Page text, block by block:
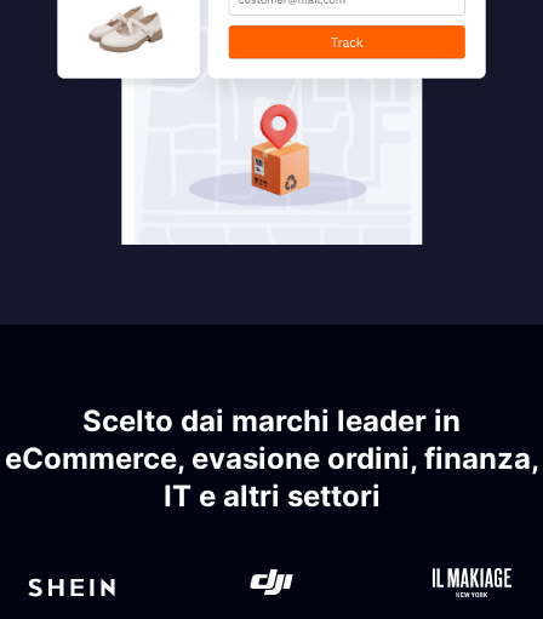
Scelto dai marchi leader in
eCommerce, evasione ordini, finanza,
IT e altri settori